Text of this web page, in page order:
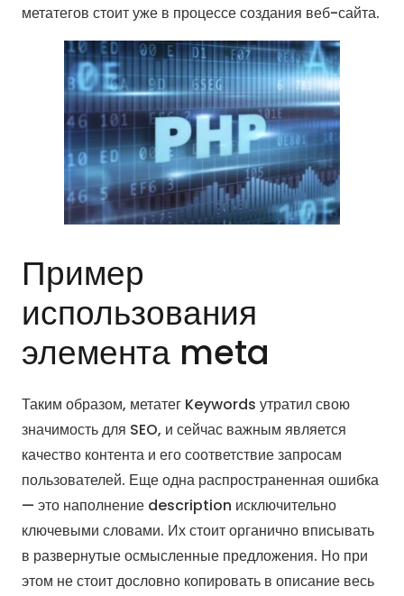
метатегов стоит уже в процессе создания веб-сайта.
Пример
использования
элемента meta
Таким образом, метатег Keywords утратил свою
значимость для SEO, и сейчас важным является
качество контента и его соответствие запросам
пользователей. Еще одна распространенная ошибка
— это наполнение description исключительно
ключевыми словами. Их стоит органично вписывать
в развернутые осмысленные предложения. Но при
этом не стоит дословно копировать в описание весь